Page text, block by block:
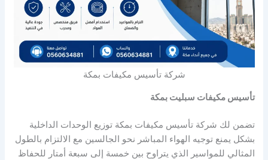
شركة تأسيس مكيفات بمكة
تأسيس مكيفات سبليت بمكة
تضمن لك شركة تأسيس مكيفات بمكة توزيع الوحدات الداخلية
بشكل يمنع توجيه الهواء المباشر نحو الجالسين مع الالتزام بالطول
المثالي للمواسير الذي يتراوح بين خمسة إلى سبعة أمتار للحفاظ